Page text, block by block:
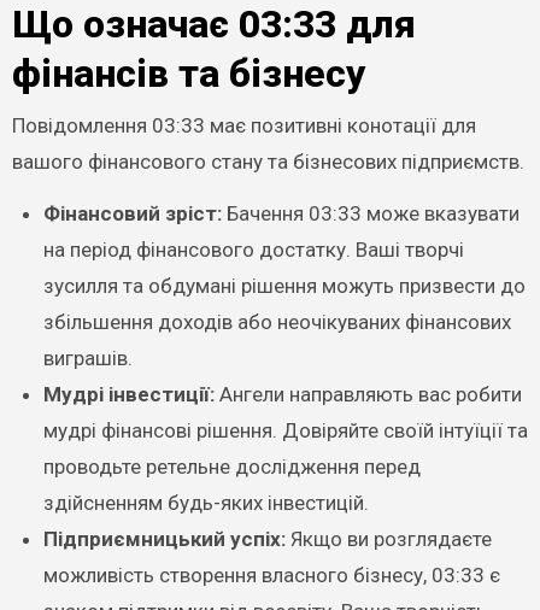
Що означає 03:33 для
фінансів та бізнесу
Повідомлення 03:33 має позитивні конотації для
вашого фінансового стану та бізнесових підприємств.
Фінансовий зріст:Бачення 03:33 може вказувати
на період фінансового достатку. Ваші творчі
зусилля та обдумані рішення можуть призвести до
збільшення доходів або неочікуваних фінансових
виграшів.
Мудрі інвестиції:Ангели направляють вас робити
мудрі фінансові рішення. Довіряйте своїй інтуїції та
проводьте ретельне дослідження перед
здійсненням будь-яких інвестицій.
Підприємницький успіх:Якщо ви розглядаєте
можливість створення власного бізнесу, 03:33 є